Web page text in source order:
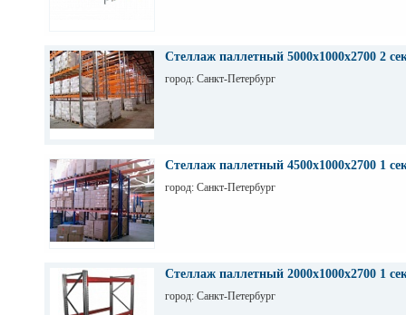
Стеллаж паллетный 5000х1000х2700 2
город: Санкт-Петербург
Стеллаж паллетный 4500х1000х2700 1
город: Санкт-Петербург
Стеллаж паллетный 2000х1000х2700 1
город: Санкт-Петербург